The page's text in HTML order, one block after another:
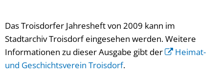
Das Troisdorfer Jahresheft von 2009 kann im
Stadtarchiv Troisdorf eingesehen werden. Weitere
Informationen zu dieser Ausgabe gibt der
Heimat-
und Geschichtsverein Troisdorf.